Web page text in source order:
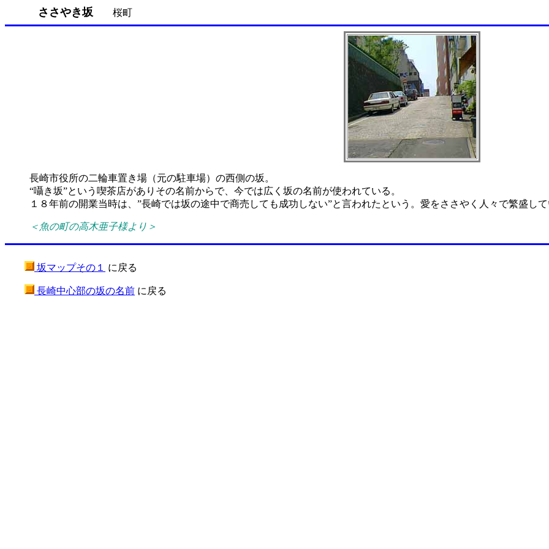
ささやき坂 桜町
長崎市役所の二輪車置き場（元の駐車場）の西側の坂。
“囁き坂”という喫茶店がありその名前からで、今では広く坂の名前が使われている。
１８年前の開業当時は、”長崎では坂の途中で商売しても成功しない”と言われたという。愛をささやく人々で繁盛し
＜魚の町の高木亜子様より＞
坂マップその１ に戻る
長崎中心部の坂の名前 に戻る